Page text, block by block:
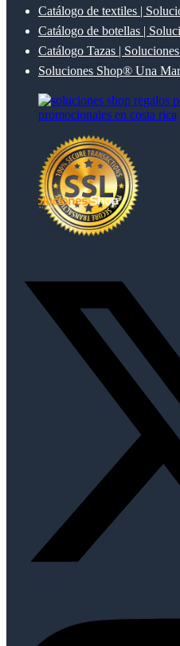
Catálogo de textiles |
Catálogo de botellas |
Catálogo Tazas |
Soluciones Shop® Una